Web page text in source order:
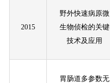
2015
野外快速病原微
生物侦检的关键
技术及应用
胃肠道多参数无